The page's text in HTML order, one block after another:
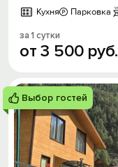
Кухня
Парковка
за 1 сутки
от3 500 руб.
Выбор гостей